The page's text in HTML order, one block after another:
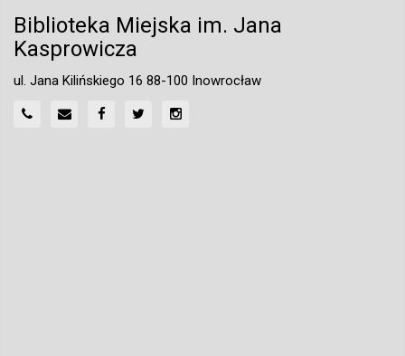
Biblioteka Miejska im. Jana
Kasprowicza
ul. Jana Kilińskiego 16 88-100 Inowrocław